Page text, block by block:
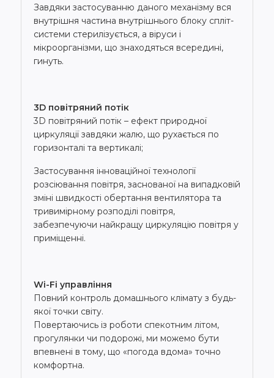
Завдяки застосуванню даного механізму вся
внутрішня частина внутрішнього блоку спліт-
системи стерилізується, а віруси і
мікроорганізми, що знаходяться всередині,
гинуть.
3D повітряний потік
3D повітряний потік – ефект природної
циркуляції завдяки жалю, що рухається по
горизонталі та вертикалі;
Застосування інноваційної технології
розсіювання повітря, заснованої на випадковій
зміні швидкості обертання вентилятора та
тривимірному розподілі повітря,
забезпечуючи найкращу циркуляцію повітря у
приміщенні.
Wi-Fi управління
Повний контроль домашнього клімату з будь-
якої точки світу.
Повертаючись із роботи спекотним літом,
прогулянки чи подорожі, ми можемо бути
впевнені в тому, що «погода вдома» точно
комфортна.